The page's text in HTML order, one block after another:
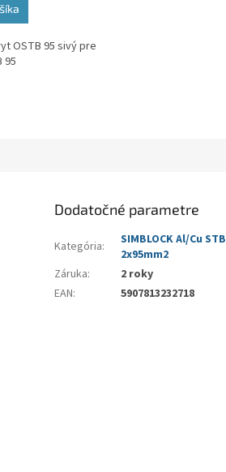
OSTB 95 sivý pre
95
Dodatočné parametre
Kategória:
SIMBLOCK Al/Cu STB
2x95mm2
Záruka:
2 roky
EAN: 5907813232718